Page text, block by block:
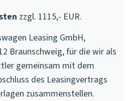
zzgl. 1115,- EUR.
Leasing GmbH,
Braunschweig, für die wir als
gemeinsam mit dem
des Leasingvertrags
zusammenstellen.